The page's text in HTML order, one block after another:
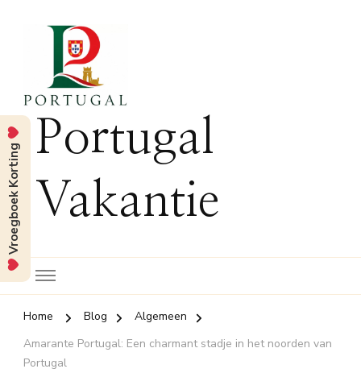
Portugal
Vakantie
Home Blog
Algemeen
Amarante Portugal: Een charmant stadje in het noorden van
Portugal
Vroegboek Korting